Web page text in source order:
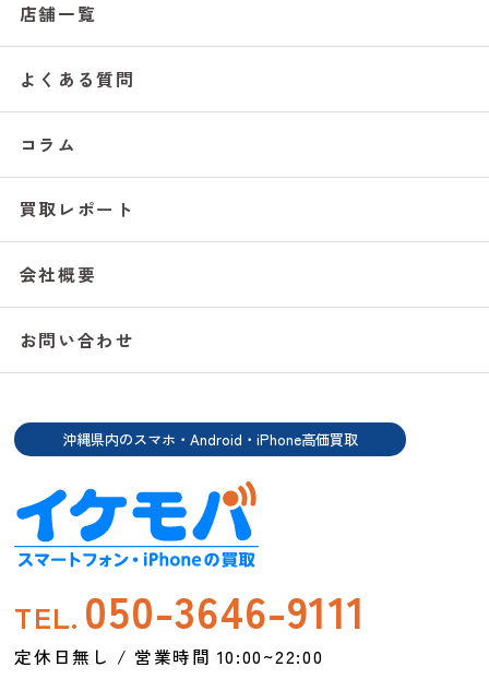
店舗一覧
よくある質問
コラム
買取レポート
会社概要
お問い合わせ
沖縄県内のスマホ・Android・iPhone高価買取
TEL. 050-3646-9111
定休日無し / 営業時間 10:00~22:00